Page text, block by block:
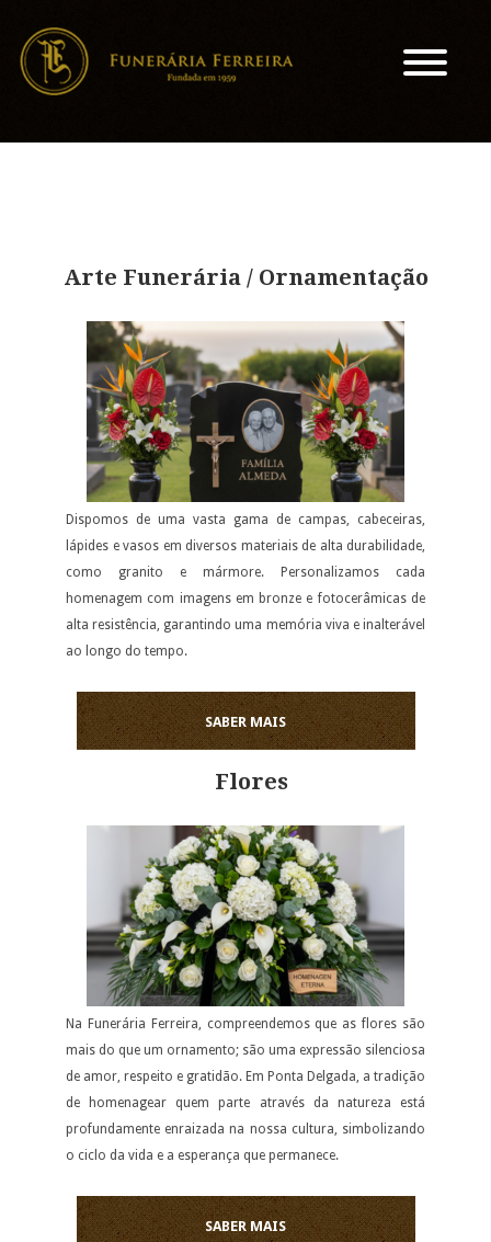
Arte Funerária / Ornamentação
Dispomos de uma vasta gama de campas, cabeceiras,
lápides e vasos em diversos materiais de alta durabilidade,
como granito e mármore. Personalizamos cada
homenagem com imagens em bronze e fotocerâmicas de
alta resistência, garantindo uma memória viva e inalterável
ao longo do tempo.
SABER MAIS
Flores
Na Funerária Ferreira, compreendemos que as flores são
mais do que um ornamento; são uma expressão silenciosa
de amor, respeito e gratidão. Em Ponta Delgada, a tradição
de homenagear quem parte através da natureza está
profundamente enraizada na nossa cultura, simbolizando
o ciclo da vida e a esperança que permanece.
SABER MAIS